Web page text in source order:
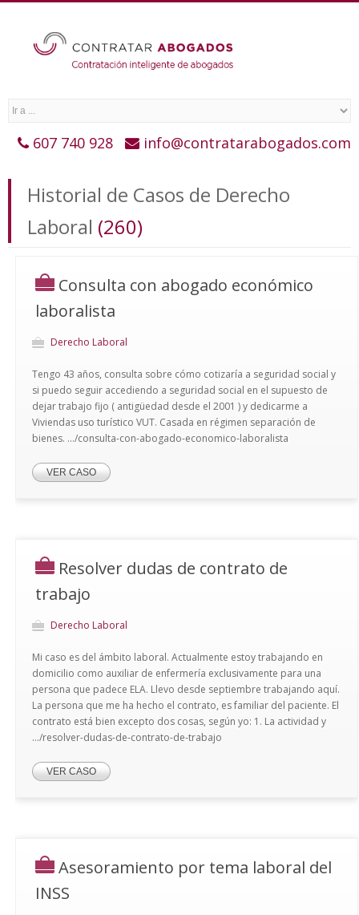
607 740 928 info@contratarabogados.com
Historial de Casos de Derecho
Laboral (260)
Consulta con abogado económico
laboralista
Derecho Laboral
Tengo 43 años, consulta sobre cómo cotizaría a seguridad social y
si puedo seguir accediendo a seguridad social en el supuesto de
dejar trabajo fijo ( antigüedad desde el 2001 ) y dedicarme a
Viviendas uso turístico VUT. Casada en régimen separación de
bienes. .../consulta-con-abogado-economico-laboralista
VER CASO
Resolver dudas de contrato de
trabajo
Derecho Laboral
Mi caso es del ámbito laboral. Actualmente estoy trabajando en
domicilio como auxiliar de enfermería exclusivamente para una
persona que padece ELA. Llevo desde septiembre trabajando aquí.
La persona que me ha hecho el contrato, es familiar del paciente. El
contrato está bien excepto dos cosas, según yo: 1. La actividad y
.../resolver-dudas-de-contrato-de-trabajo
VER CASO
Asesoramiento por tema laboral del
INSS